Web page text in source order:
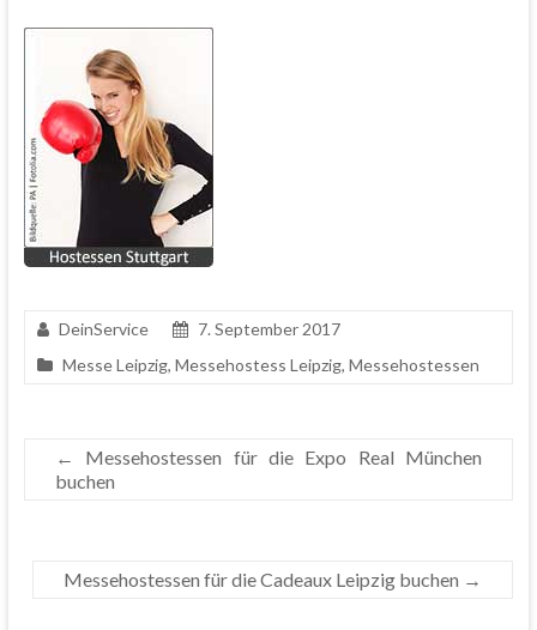
DeinService
7. September 2017
Messe Leipzig, Messehostess Leipzig, Messehostessen
←
Messehostessen für die Expo Real München
buchen
Messehostessen für die Cadeaux Leipzig buchen →